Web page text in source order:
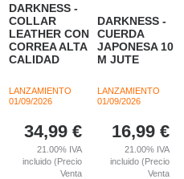
DARKNESS -
COLLAR
LEATHER CON
CORREA ALTA
CALIDAD
LANZAMIENTO
01/09/2026
34,99 €
21.00% IVA
incluido (Precio
Venta
DARKNESS -
CUERDA
JAPONESA 10
M JUTE
LANZAMIENTO
01/09/2026
16,99 €
21.00% IVA
incluido (Precio
Venta